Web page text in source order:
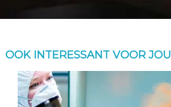
OOK INTERESSANT VOOR JOU